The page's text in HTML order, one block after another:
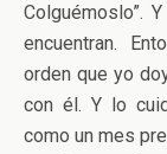
Colguémoslo”.
encuentran.
orden que yo
con él. Y lo
como un mes